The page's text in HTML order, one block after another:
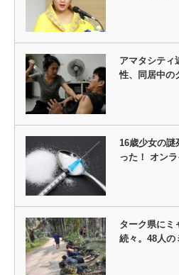
アマタシティ
性、同居中の
16歳少女の謎
った！ オン
ターク県にミ
続々。48人